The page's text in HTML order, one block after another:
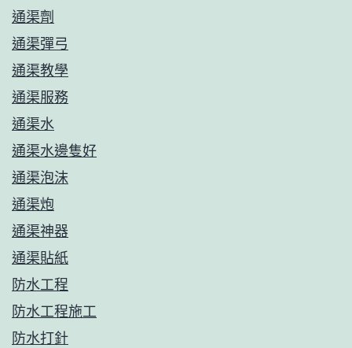
通渠劑
通渠彈弓
通渠教學
通渠服務
通渠水
通渠水邊隻好
通渠泡沫
通渠炮
通渠神器
通渠貼紙
防水工程
防水工程施工
防水打針